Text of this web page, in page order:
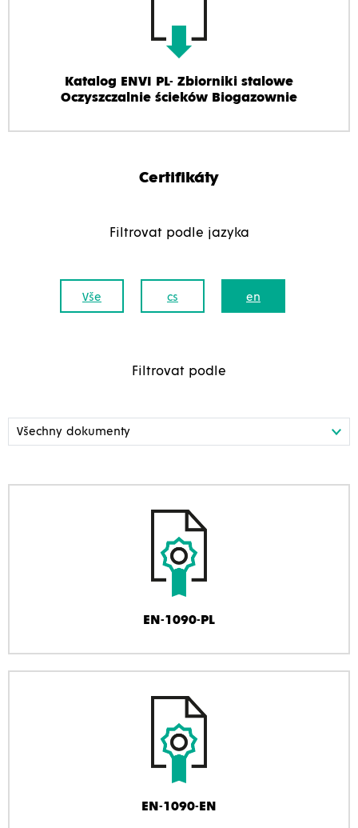
Katalog ENVI PL- Zbiorniki stalowe
Oczyszczalnie ścieków Biogazownie
Certifikáty
Filtrovat podle jazyka
Vše cs en
Filtrovat podle
EN-1090-PL
EN-1090-EN